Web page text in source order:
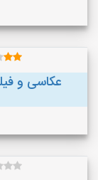
عکاسی و